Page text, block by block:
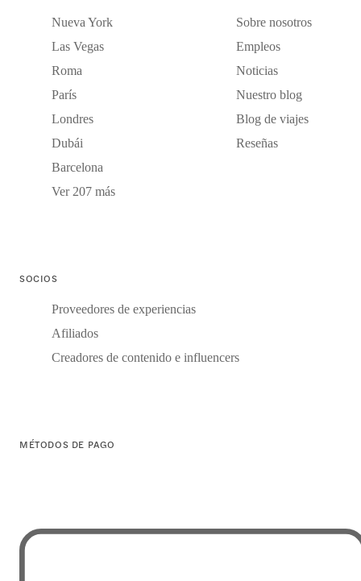
Nueva York
Las Vegas
Roma
París
Londres
Dubái
Barcelona
Ver 207 más
Sobre nosotros
Empleos
Noticias
Nuestro blog
Blog de viajes
Reseñas
SOCIOS
Proveedores de experiencias
Afiliados
Creadores de contenido e influencers
MÉTODOS DE PAGO